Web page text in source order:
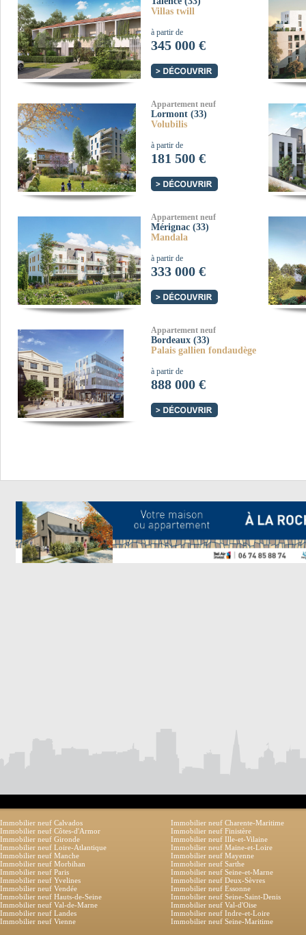
Villas twill
à partir de
345 000 €
Appartement neuf
Lormont (33)
Volubilis
à partir de
181 500 €
Appartement neuf
Mérignac (33)
Mandala
à partir de
333 000 €
Appartement neuf
Bordeaux (33)
Palais gallien fondaudège
à partir de
888 000 €
Immobilier neuf Calvados
Immobilier neuf Charente-Maritime
Immobilier neuf Côtes-d'Armor
Immobilier neuf Finistère
Immobilier neuf Gironde
Immobilier neuf Ille-et-Vilaine
Immobilier neuf Loire-Atlantique
Immobilier neuf Maine-et-Loire
Immobilier neuf Manche
Immobilier neuf Mayenne
Immobilier neuf Morbihan
Immobilier neuf Sarthe
Immobilier neuf Paris
Immobilier neuf Seine-et-Marne
Immobilier neuf Yvelines
Immobilier neuf Deux-Sèvres
Immobilier neuf Vendée
Immobilier neuf Essonne
Immobilier neuf Hauts-de-Seine
Immobilier neuf Seine-Saint-Denis
Immobilier neuf Val-de-Marne
Immobilier neuf Val-d'Oise
Immobilier neuf Landes
Immobilier neuf Indre-et-Loire
Immobilier neuf Vienne
Immobilier neuf Seine-Maritime